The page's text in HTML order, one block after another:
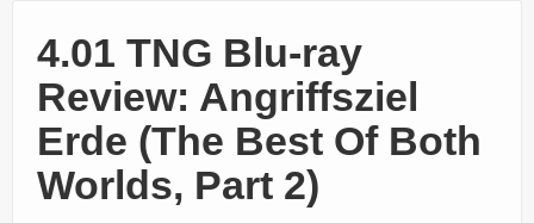
4.01 TNG Blu-ray
Review: Angriffsziel
Erde (The Best Of Both
Worlds, Part 2)